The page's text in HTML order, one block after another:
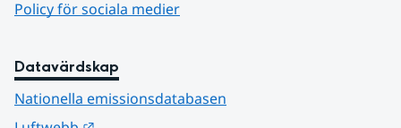
Policy för sociala medier
Datavärdskap
Nationella emissionsdatabasen